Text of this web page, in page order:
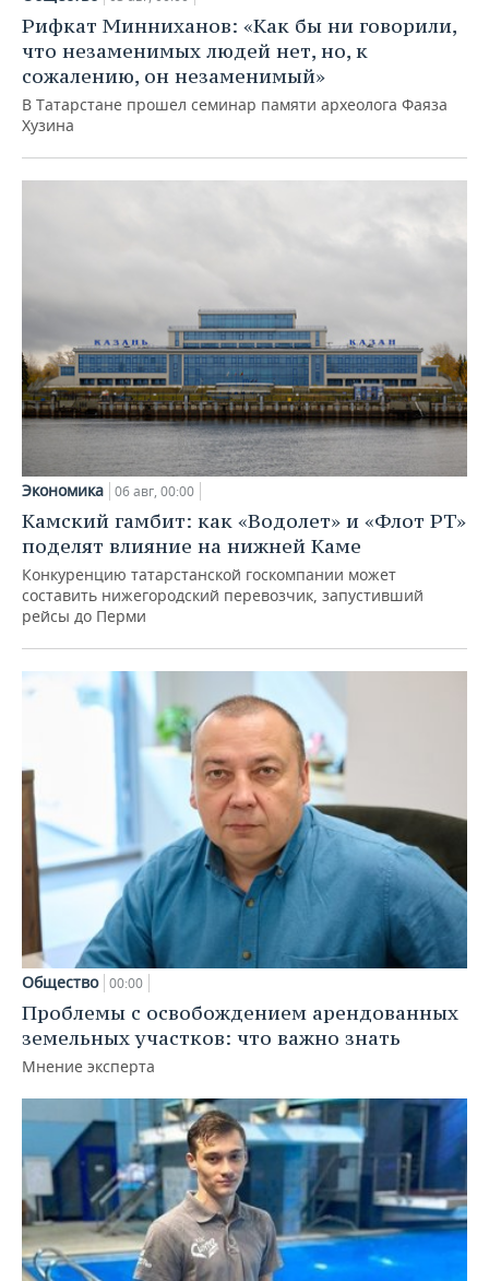
Рифкат Минниханов: «Как бы ни говорили,
что незаменимых людей нет, но, к
сожалению, он незаменимый»
В Татарстане прошел семинар памяти археолога Фаяза
Хузина
Экономика 06 авг, 00:00
Камский гамбит: как «Водолет» и «Флот РТ»
поделят влияние на нижней Каме
Конкуренцию татарстанской госкомпании может
составить нижегородский перевозчик, запустивший
рейсы до Перми
Общество 00:00
Проблемы с освобождением арендованных
земельных участков: что важно знать
Мнение эксперта